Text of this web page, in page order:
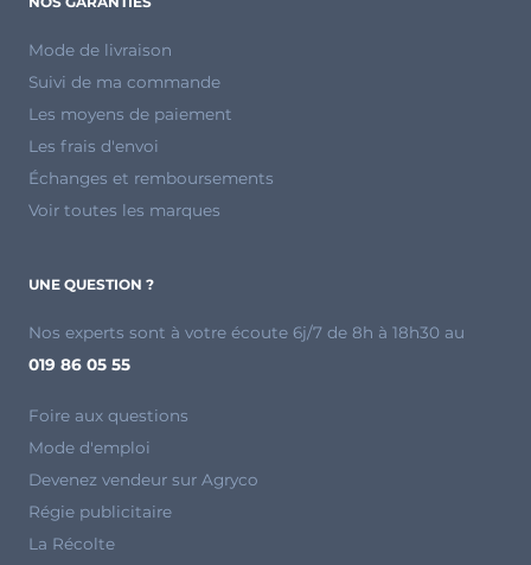
Mode de livraison
Suivi de ma commande
Les moyens de paiement
Les frais d'envoi
Échanges et remboursements
Voir toutes les marques
UNE QUESTION ?
Nos experts sont à votre écoute 6j/7 de 8h à 18h30 au
019 86 05 55
Foire aux questions
Mode d'emploi
Devenez vendeur sur Agryco
Régie publicitaire
La Récolte